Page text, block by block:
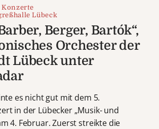
Konzerte
Lübeck
Berger, Bartók“,
Orchester der
Lübeck unter
es nicht gut mit dem 5.
in der Lübecker „Musik- und
4. Februar. Zuerst streikte die